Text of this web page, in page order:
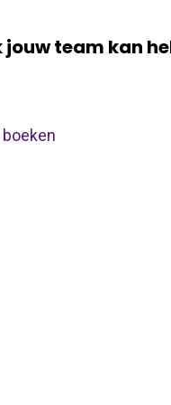
team kan